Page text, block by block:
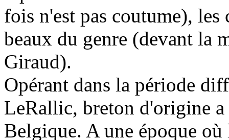
fois n'est pas coutume),
beaux du genre (devant la
Giraud).
Opérant dans la période
LeRallic, breton d'origine
Belgique. A une époque où